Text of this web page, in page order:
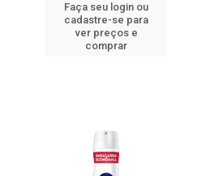
Faça seu login ou
cadastre-se para
ver preços e
comprar